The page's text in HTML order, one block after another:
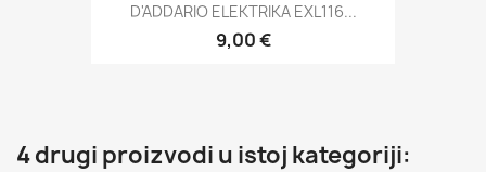
D'ADDARIO ELEKTRIKA EXL116...
9,00 €
4 drugi proizvodi u istoj kategoriji: